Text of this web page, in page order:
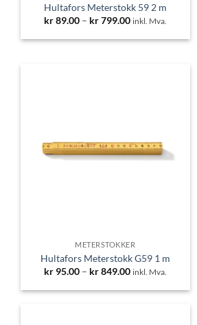
Hultafors Meterstokk 59 2 m
kr89.00 – kr799.00Prisområde:
til
inkl. Mva.
METERSTOKKER
Hultafors Meterstokk G59 1 m
kr95.00 – kr849.00Prisområde:
til
inkl. Mva.